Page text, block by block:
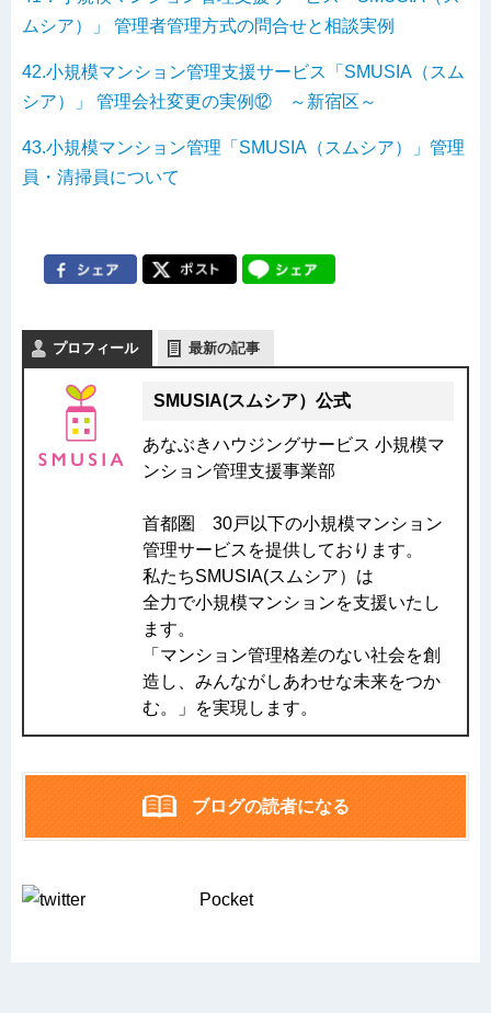
ムシア）」 管理者管理方式の問合せと相談実例
42.小規模マンション管理支援サービス「SMUSIA（スム
シア）」 管理会社変更の実例⑫ ～新宿区～
43.小規模マンション管理「SMUSIA（スムシア）」管理
員・清掃員について
プロフィール 最新の記事
SMUSIA(スムシア）公式
あなぶきハウジングサービス 小規模マ
ンション管理支援事業部
首都圏 30戸以下の小規模マンション
管理サービスを提供しております。
私たちSMUSIA(スムシア）は
全力で小規模マンションを支援いたし
ます。
「マンション管理格差のない社会を創
造し、みんながしあわせな未来をつか
む。」を実現します。
ブログの読者になる
Pocket